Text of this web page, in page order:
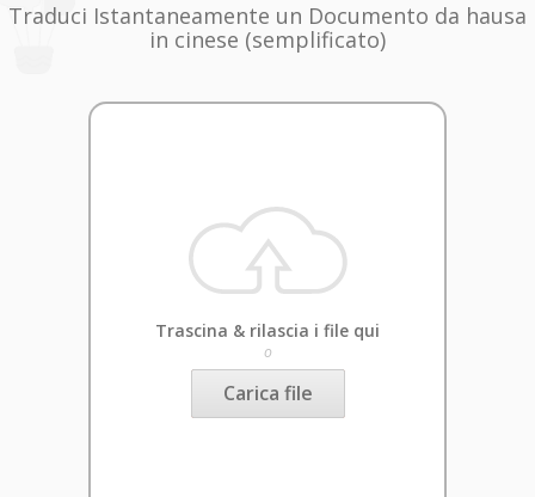
Traduci Istantaneamente un Documento da hausa
in cinese (semplificato)
Trascina & rilascia i file qui
o
Carica file